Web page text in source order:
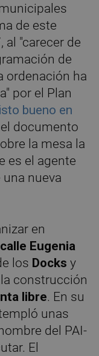
de este
al "carecer de
de
ordenación ha
por el Plan
bueno en
documento
la mesa la
es el agente
nueva
en
calle Eugenia
los Docks y
la construcción
libre. En su
unas
del PAI-
El